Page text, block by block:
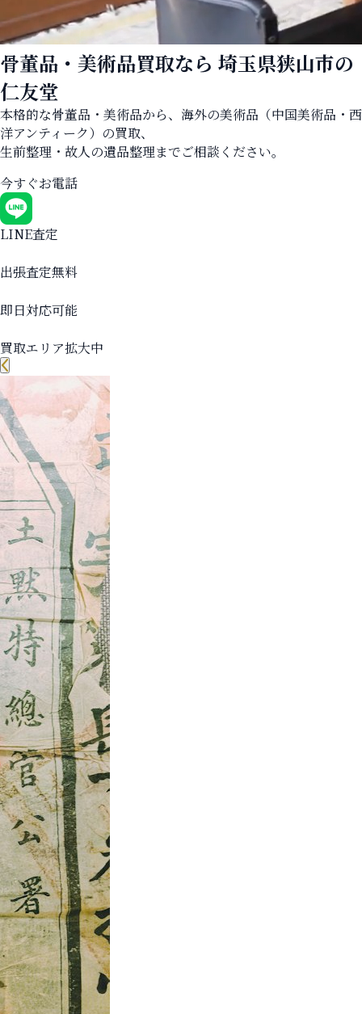
骨董品・美術品買取なら 埼玉県狭山市の
仁友堂
本格的な骨董品・美術品から、海外の美術品（中国美術品・西
洋アンティーク）の買取、
生前整理・故人の遺品整理までご相談ください。
今すぐお電話
LINE査定
出張査定無料
即日対応可能
買取エリア拡大中